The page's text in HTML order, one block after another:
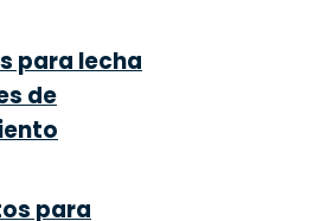
para lecha
de
para